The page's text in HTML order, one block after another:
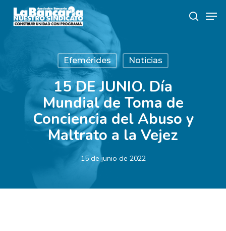
main
search
Efemérides Noticias
15 DE JUNIO. Día
Mundial de Toma de
Conciencia del Abuso y
Maltrato a la Vejez
15 de junio de 2022